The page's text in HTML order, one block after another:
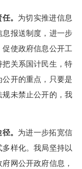
。 为切实推进信息
报送制度，进一步
使政府信息公开工
关系国计民生，特
开的重点，只要是
未禁止公开的，我
。 为进一步拓宽信
样化。我局坚持以
网公开政府信息，